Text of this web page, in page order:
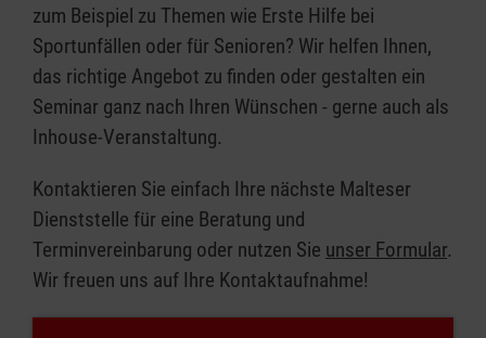
zum Beispiel zu Themen wie Erste Hilfe bei
Sportunfällen oder für Senioren? Wir helfen Ihnen,
das richtige Angebot zu finden oder gestalten ein
Seminar ganz nach Ihren Wünschen - gerne auch als
Inhouse-Veranstaltung.
Kontaktieren Sie einfach Ihre nächste Malteser
Dienststelle für eine Beratung und
Terminvereinbarung oder nutzen Sie unser Formular.
Wir freuen uns auf Ihre Kontaktaufnahme!